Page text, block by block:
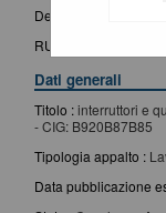
Denominazione :
RUP :
Dati generali
Titolo :interruttori e
- CIG: B920B87B85
Tipologia appalto :
Data pubblicazione